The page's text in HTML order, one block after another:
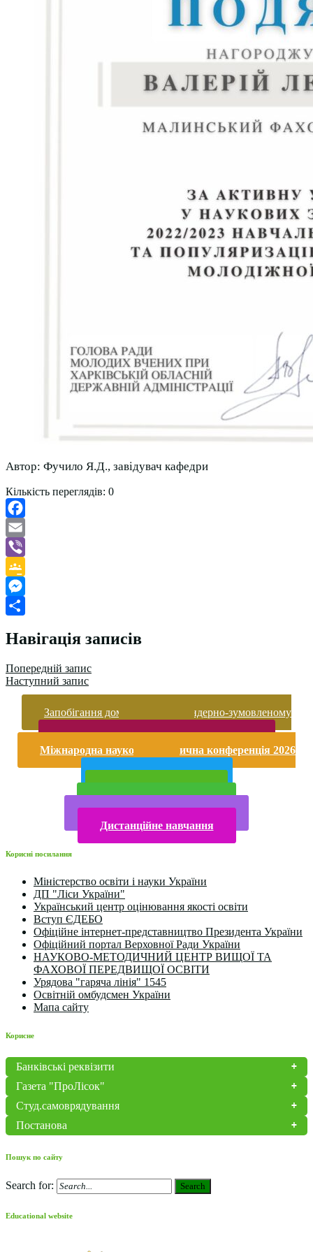
Автор: Фучило Я.Д., завідувач кафедри
Кількість переглядів: 0
Facebook
Email
Viber
Google
Classroom
Messenger
Навігація записів
Попередній запис
Наступний запис
Запобігання домашньому та гендерно-зумовленому
Міжнародна науково-практична конференція 2026
Дистанційне навчання
Корисні посилання
Міністерство освіти і науки України
ДП "Ліси України"
Український центр оцінювання якості освіти
Вступ ЄДЕБО
Офіційне інтернет-представництво Президента України
Офіційний портал Верховної Ради України
НАУКОВО-МЕТОДИЧНИЙ ЦЕНТР ВИЩОЇ ТА
ФАХОВОЇ ПЕРЕДВИЩОЇ ОСВІТИ
Урядова "гаряча лінія" 1545
Освітній омбудсмен України
Мапа сайту
Корисне
Банківські реквізити
Газета "ПроЛісок"
Студ.самоврядування
Постанова
Пошук по сайту
Search for: Search
Educational website